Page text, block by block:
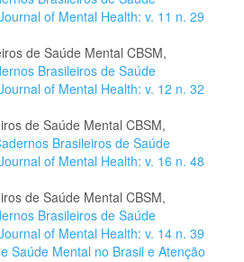
of Mental Health: v. 11 n. 29
de Saúde Mental CBSM,
Brasileiros de Saúde
of Mental Health: v. 12 n. 32
de Saúde Mental CBSM,
Brasileiros de Saúde
of Mental Health: v. 16 n. 48
de Saúde Mental CBSM,
Brasileiros de Saúde
of Mental Health: v. 14 n. 39
Saúde Mental no Brasil e Atenção